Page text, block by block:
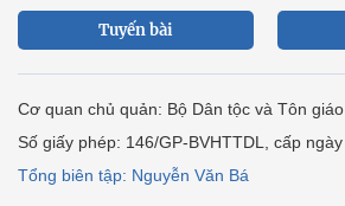
Tuyến bài
Cơ quan chủ quản: Bộ Dân tộc và Tôn giáo
Số giấy phép: 146/GP-BVHTTDL, cấp
Tổng biên tập: Nguyễn Văn Bá